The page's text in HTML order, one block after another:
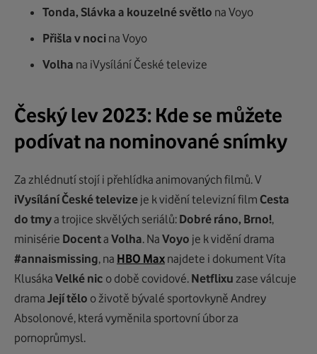
Tonda, Slávka a kouzelné světlo na Voyo
Přišla v noci na Voyo
Volha na iVysílání České televize
Český lev 2023: Kde se můžete
podívat na nominované snímky
Za zhlédnutí stojí i přehlídka animovaných filmů. V
iVysílání České televize je k vidění televizní film Cesta
do tmya trojice skvělých seriálů: Dobré ráno, Brno!,
minisérie Docenta Volha. Na Voyo je k vidění drama
#annaismissing, na HBO Max najdete i dokument Víta
Klusáka Velké nic o době covidové. Netflixu zase válcuje
drama Její tělo o životě bývalé sportovkyně Andrey
Absolonové, která vyměnila sportovní úbor za
pornoprůmysl.